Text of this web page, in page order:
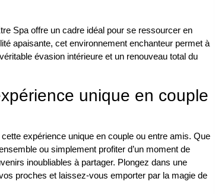
Spa offre un cadre idéal pour se ressourcer en
apaisante, cet environnement enchanteur permet à
évasion intérieure et un renouveau total du
unique en couple
expérience unique en couple ou entre amis. Que
ou simplement profiter d’un moment de
inoubliables à partager. Plongez dans une
proches et laissez-vous emporter par la magie de